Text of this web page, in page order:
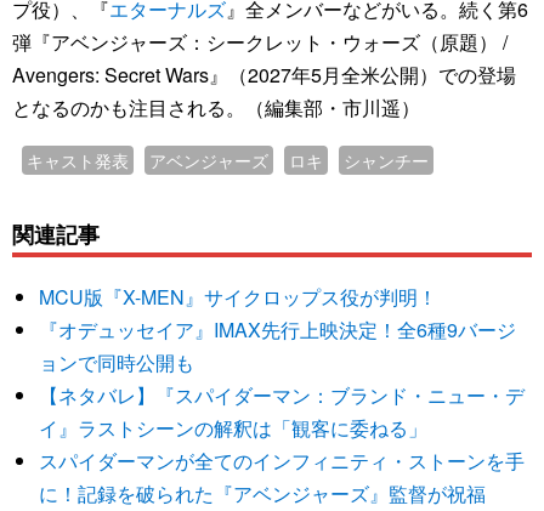
プ役）、『エターナルズ』全メンバーなどがいる。続く第6
弾『アベンジャーズ：シークレット・ウォーズ（原題） /
Avengers: Secret Wars』（2027年5月全米公開）での登場
となるのかも注目される。（編集部・市川遥）
キャスト発表 アベンジャーズ ロキ シャンチー
関連記事
MCU版『X-MEN』サイクロップス役が判明！
『オデュッセイア』IMAX先行上映決定！全6種9バージ
ョンで同時公開も
【ネタバレ】『スパイダーマン：ブランド・ニュー・デ
イ』ラストシーンの解釈は「観客に委ねる」
スパイダーマンが全てのインフィニティ・ストーンを手
に！記録を破られた『アベンジャーズ』監督が祝福